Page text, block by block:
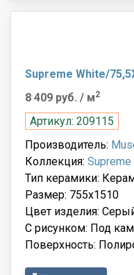
Supreme White/
8 409 руб. / м2
Артикул: 209115
Производитель:
Коллекция: Supreme
Тип керамики:
Размер: 755x1510
Цвет изделия:
С рисунком: Под
Поверхность: